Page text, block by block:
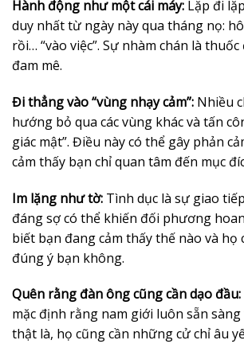
Hành động như một cái máy: Lặp đi
duy nhất từ ngày này qua tháng nọ:
rồi… “vào việc”. Sự nhàm chán là
đam mê.
Đi thẳng vào “vùng nhạy cảm”: Nhiều
hướng bỏ qua các vùng khác và tấn
giác mật”. Điều này có thể gây phản
cảm thấy bạn chỉ quan tâm đến mục
Im lặng như tờ: Tình dục là sự giao
đáng sợ có thể khiến đối phương
biết bạn đang cảm thấy thế nào và họ
đúng ý bạn không.
Quên rằng đàn ông cũng cần dạo đầu:
mặc định rằng nam giới luôn sẵn sàng
thật là, họ cũng cần những cử chỉ âu